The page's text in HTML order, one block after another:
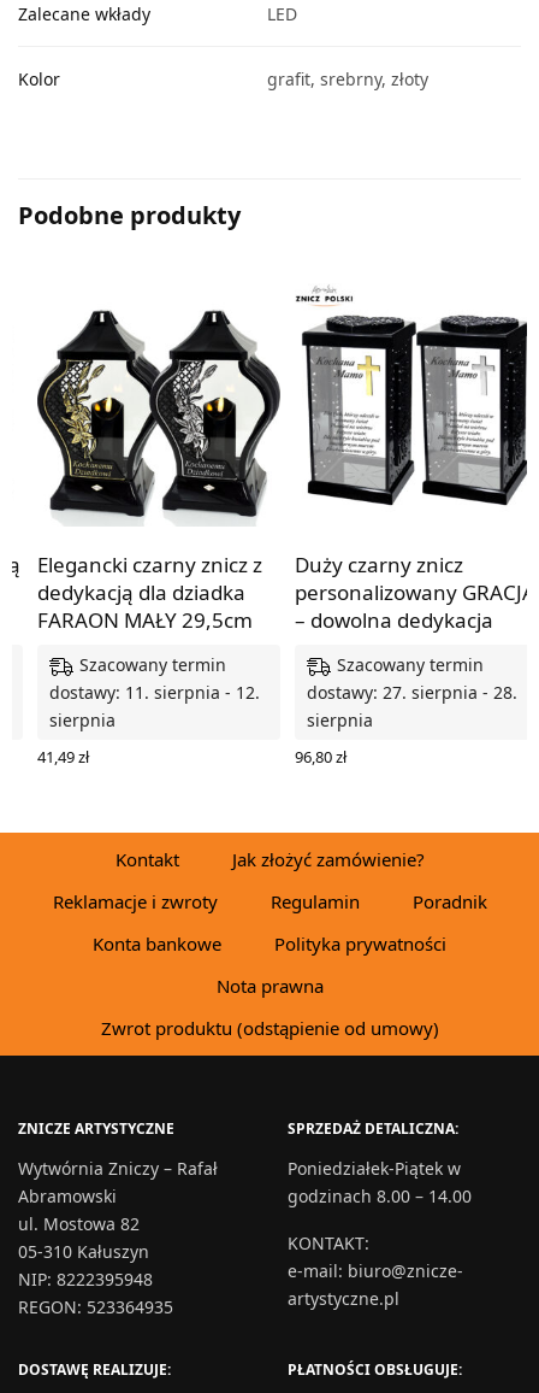
Zalecane wkłady LED
Kolor grafit, srebrny, złoty
Podobne produkty
Elegancki czarny znicz z
dedykacją dla dziadka
FARAON MAŁY 29,5cm
Szacowany termin
dostawy: 11. sierpnia - 12.
sierpnia
41,49zł
Duży czarny znicz
personalizowany GRACJA
– dowolna dedykacja
Szacowany termin
dostawy: 27. sierpnia - 28.
sierpnia
96,80zł
Kontakt
Jak złożyć zamówienie?
Reklamacje i zwroty
Regulamin
Poradnik
Konta bankowe
Polityka prywatności
Nota prawna
Zwrot produktu (odstąpienie od umowy)
ZNICZE ARTYSTYCZNE
Wytwórnia Zniczy – Rafał
Abramowski
ul. Mostowa 82
05-310 Kałuszyn
NIP: 8222395948
REGON: 523364935
SPRZEDAŻ DETALICZNA:
Poniedziałek-Piątek w
godzinach 8.00 – 14.00
KONTAKT:
e-mail: biuro@znicze-
artystyczne.pl
DOSTAWĘ REALIZUJE: PŁATNOŚCI OBSŁUGUJE: